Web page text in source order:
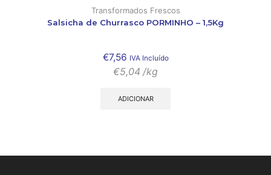
Transformados Frescos
Salsicha de Churrasco PORMINHO – 1,5Kg
€7,56 IVA Incluído
€5,04 /kg
ADICIONAR